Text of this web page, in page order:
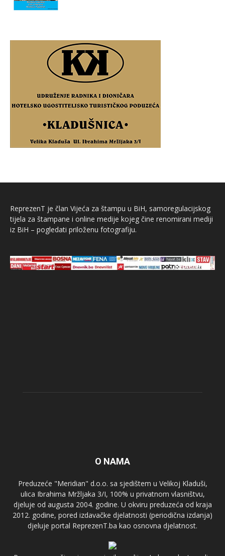
ReprezenT je član Vijeća za štampu u BiH, samoregulacijskog
tijela za štampane i online medije kojeg čine renomirani mediji
iz BiH – pogledati priloženu fotografiju.
O NAMA
Preduzeće "Meridian" d.o.o. sa sjedištem u Velikoj Kladuši,
ulica Ibrahima Mržljaka 3/I, 100% u privatnom vlasništvu,
djeluje od augusta 2004. godine. U okviru preduzeća od kraja
2012. godine, pored izdavačke djelatnosti (periodična izdanja)
djeluje portal ReprezenT.ba kao osnovna djelatnost.